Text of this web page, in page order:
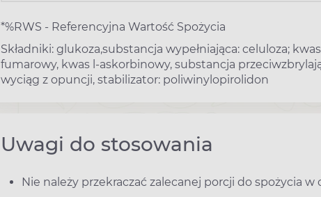
*%RWS - Referencyjna Wartość Spożycia
Składniki: glukoza,substancja wypełniająca: celuloza;
fumarowy, kwas l-askorbinowy, substancja
wyciąg z opuncji, stabilizator: poliwinylopirolidon
Uwagi do stosowania
Nie należy przekraczać zalecanej porcji do spożycia w